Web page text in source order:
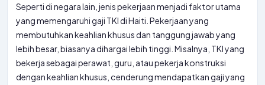
Seperti di negara lain, jenis pekerjaan menjadi faktor utama
yang memengaruhi gaji TKI di Haiti. Pekerjaan yang
membutuhkan keahlian khusus dan tanggung jawab yang
lebih besar, biasanya dihargai lebih tinggi. Misalnya, TKI yang
bekerja sebagai perawat, guru, atau pekerja konstruksi
dengan keahlian khusus, cenderung mendapatkan gaji yang